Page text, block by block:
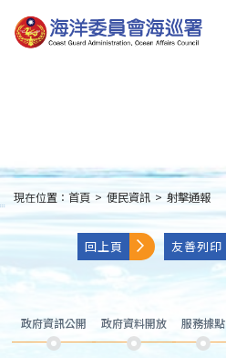
到
主
:::
現在位置： 首頁 > 便民資訊 > 射擊通報
回上頁 友善列印
政府資訊公開 政府資料開放 服務據點